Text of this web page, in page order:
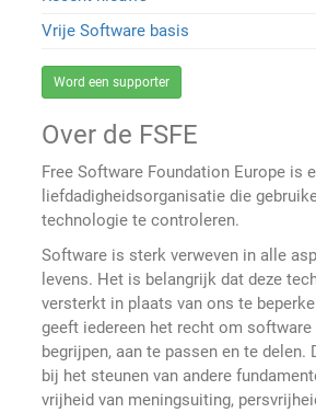
Vrije Software basis
Word een supporter
Over de FSFE
Free Software Foundation Europe is
liefdadigheidsorganisatie die
technologie te controleren.
Software is sterk verweven in alle
levens. Het is belangrijk dat deze
versterkt in plaats van ons te
geeft iedereen het recht om software
begrijpen, aan te passen en te delen.
bij het steunen van andere
vrijheid van meningsuiting,